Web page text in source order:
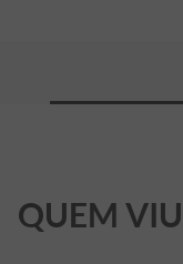
QUEM